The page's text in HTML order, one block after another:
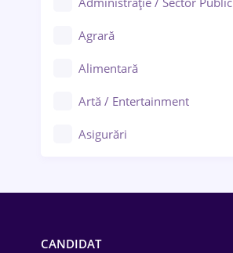
Agrară
Alimentară
Artă / Entertainment
Asigurări
CANDIDAT